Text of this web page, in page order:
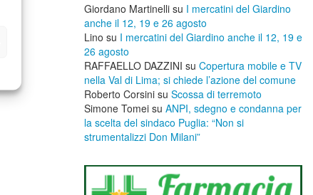
Giordano Martinelli su I mercatini del Giardino
anche il 12, 19 e 26 agosto
Lino su I mercatini del Giardino anche il 12, 19 e
26 agosto
RAFFAELLO DAZZINI su ​Copertura mobile e TV
nella Val di Lima; si chiede l’azione del comune
Roberto Corsini su Scossa di terremoto
Simone Tomei su ANPI, sdegno e condanna per
la scelta del sindaco Puglia: “Non si
strumentalizzi Don Milani”